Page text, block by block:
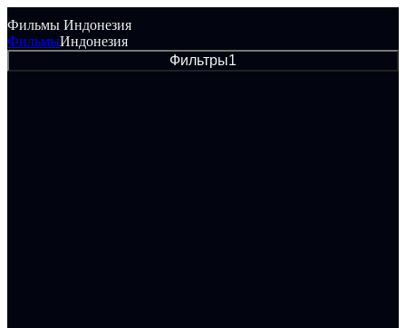
Фильмы Индонезия
ФильмыИндонезия
Фильтры1